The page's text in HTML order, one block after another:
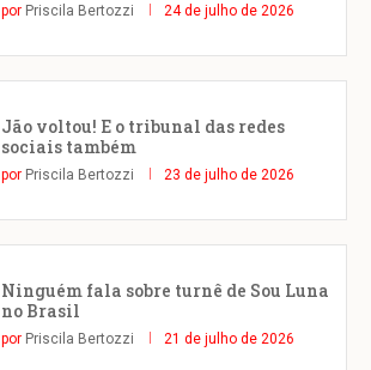
por Priscila Bertozzi 24 de julho de 2026
Jão voltou! E o tribunal das redes
sociais também
por Priscila Bertozzi 23 de julho de 2026
Ninguém fala sobre turnê de Sou Luna
no Brasil
por Priscila Bertozzi 21 de julho de 2026